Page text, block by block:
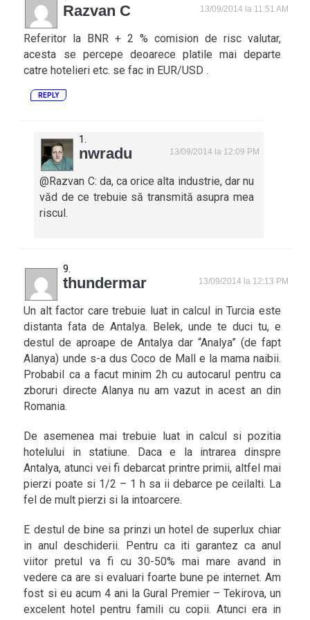
Razvan C 13/09/2014 la 11:51 AM
Referitor la BNR + 2 % comision de risc valutar,
acesta se percepe deoarece platile mai departe
catre hotelieri etc. se fac in EUR/USD .
REPLY
nwradu 13/09/2014 la 12:09 PM
@Razvan C: da, ca orice alta industrie, dar nu
văd de ce trebuie să transmită asupra mea
riscul.
thundermar 13/09/2014 la 12:13 PM
Un alt factor care trebuie luat in calcul in Turcia este
distanta fata de Antalya. Belek, unde te duci tu, e
destul de aproape de Antalya dar “Analya” (de fapt
Alanya) unde s-a dus Coco de Mall e la mama naibii.
Probabil ca a facut minim 2h cu autocarul pentru ca
zboruri directe Alanya nu am vazut in acest an din
Romania.
De asemenea mai trebuie luat in calcul si pozitia
hotelului in statiune. Daca e la intrarea dinspre
Antalya, atunci vei fi debarcat printre primii, altfel mai
pierzi poate si 1/2 – 1 h sa ii debarce pe ceilalti. La
fel de mult pierzi si la intoarcere.
E destul de bine sa prinzi un hotel de superlux chiar
in anul deschiderii. Pentru ca iti garantez ca anul
viitor pretul va fi cu 30-50% mai mare avand in
vedere ca are si evaluari foarte bune pe internet. Am
fost si eu acum 4 ani la Gural Premier – Tekirova, un
excelent hotel pentru famili cu copii. Atunci era in